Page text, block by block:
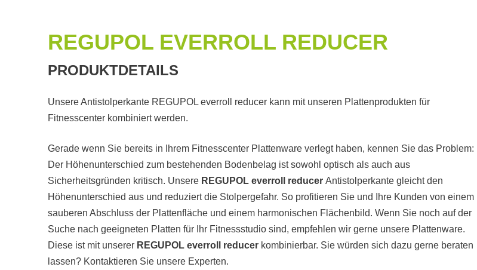
REGUPOL EVERROLL REDUCER
PRODUKTDETAILS
Unsere Antistolperkante REGUPOL everroll reducer kann mit unseren Plattenprodukten für
Fitnesscenter kombiniert werden.
Gerade wenn Sie bereits in Ihrem Fitnesscenter Plattenware verlegt haben, kennen Sie das Problem:
Der Höhenunterschied zum bestehenden Bodenbelag ist sowohl optisch als auch aus
Sicherheitsgründen kritisch. Unsere REGUPOL everroll reducer Antistolperkante gleicht den
Höhenunterschied aus und reduziert die Stolpergefahr. So profitieren Sie und Ihre Kunden von einem
sauberen Abschluss der Plattenfläche und einem harmonischen Flächenbild. Wenn Sie noch auf der
Suche nach geeigneten Platten für Ihr Fitnessstudio sind, empfehlen wir gerne unsere Plattenware.
Diese ist mit unserer REGUPOL everroll reducer kombinierbar. Sie würden sich dazu gerne beraten
lassen? Kontaktieren Sie unsere Experten.